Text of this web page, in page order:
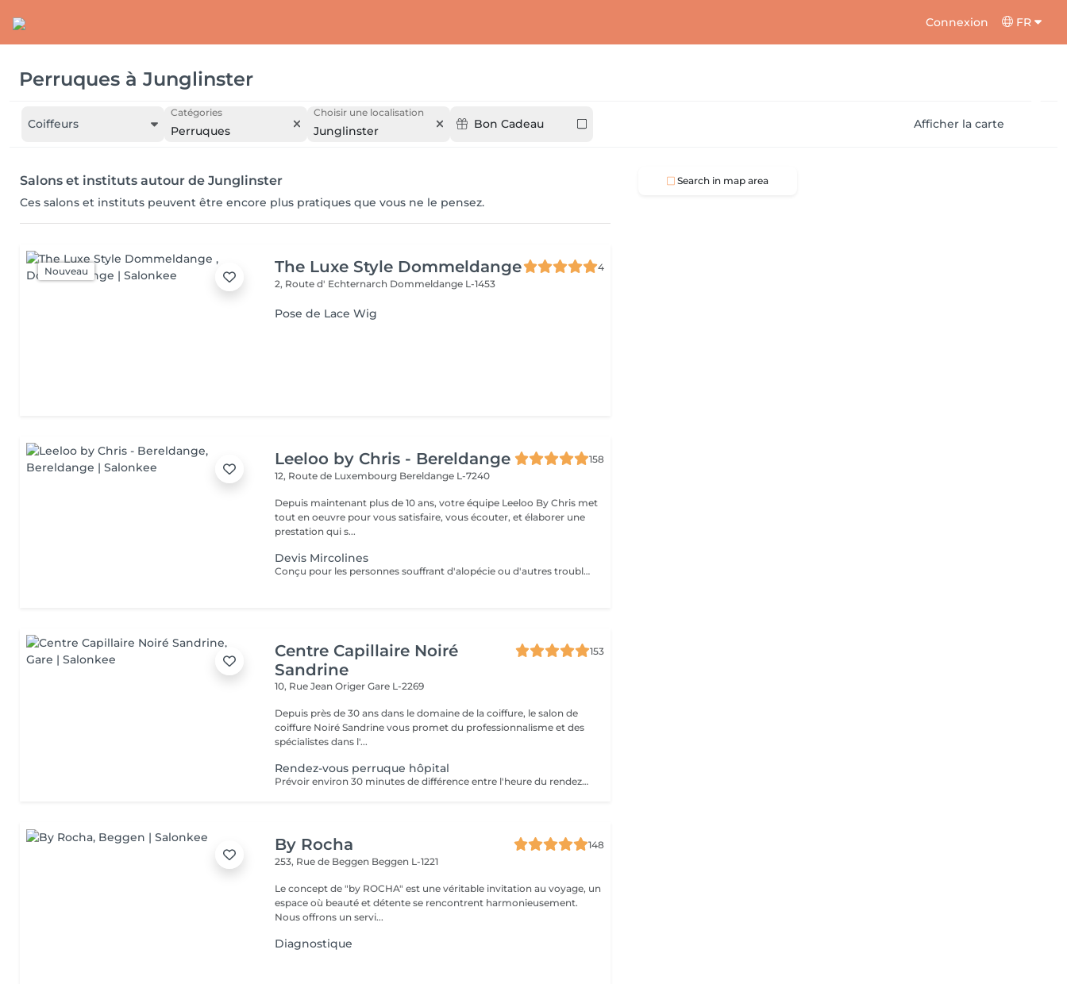
Connexion FR
Perruques à Junglinster
Coiffeurs
Catégories
Perruques
Choisir une localisation
Junglinster Bon Cadeau Afficher la carte
Salons et instituts autour de Junglinster
Ces salons et instituts peuvent être encore plus pratiques que vous ne le pensez.
Nouveau The Luxe Style Dommeldange
4
2, Route d' Echternarch Dommeldange L-1453
Pose de Lace Wig
Leeloo by Chris - Bereldange
158
12, Route de Luxembourg Bereldange L-7240
Depuis maintenant plus de 10 ans, votre équipe Leeloo By Chris met
tout en oeuvre pour vous satisfaire, vous écouter, et élaborer une
prestation qui s...
Devis Mircolines
Conçu pour les personnes souffrant d'alopécie ou d'autres troubles capillaires génétiques, le système Microlines est un nouveau système révolutionnaire conçu pour vous donner les résultats que vous souhaitez Le Microlines dure plus de 2 ans et redonne de la longueur et du volume à vos cheveux pour que vous puissiez retrouver confiance en vous et changer votre vie C'est un système d'extension de cheveux avec un ruban invisible qui vous donnera la longueur et le volume dont vos cheveux ont besoin pour être beaux. Le Microlines est un correcteur anti-chute révolutionnaire, offrant les meilleurs résultats sur le marché
Centre Capillaire Noiré
Sandrine
153
10, Rue Jean OrigerGare L-2269
Depuis près de 30 ans dans le domaine de la coiffure, le salon de
coiffure Noiré Sandrine vous promet du professionnalisme et des
spécialistes dans l'...
Rendez-vous perruque hôpital
Prévoir environ 30 minutes de différence entre l'heure du rendez-vous sur le planning et l'arrivée à l'hôpital (le temps nécessaire pour faire le déplacement)
By Rocha
148
253, Rue de Beggen Beggen L-1221
Le concept de "by ROCHA" est une véritable invitation au voyage, un
espace où beauté et détente se rencontrent harmonieusement.
Nous offrons un servi...
Diagnostique
Search in map area